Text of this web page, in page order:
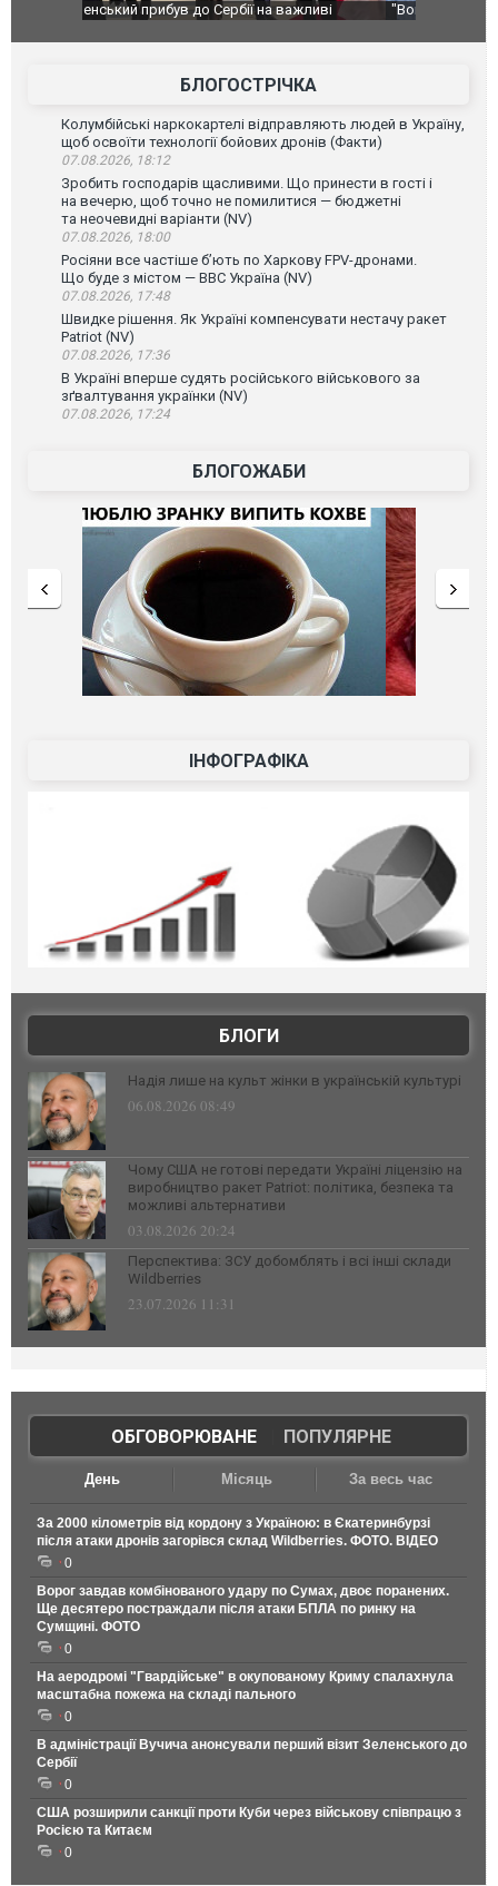
"Вони воюють, самі хочуть воювати, бо дурні": у
зневажливих слів про українських захисників.
В
порт: над
ВІДЕО
БЛОГОСТРІЧКА
Колумбійські наркокартелі відправляють людей в Україну,
щоб освоїти технології бойових дронів (Факти)
07.08.2026, 18:12
Зробить господарів щасливими. Що принести в гості і
на вечерю, щоб точно не помилитися — бюджетні
та неочевидні варіанти (NV)
07.08.2026, 18:00
Росіяни все частіше бʼють по Харкову FPV-дронами.
Що буде з містом — ВВС Україна (NV)
07.08.2026, 17:48
Швидке рішення. Як Україні компенсувати нестачу ракет
Patriot (NV)
07.08.2026, 17:36
В Україні вперше судять російського військового за
зґвалтування українки (NV)
07.08.2026, 17:24
БЛОГОЖАБИ
ІНФОГРАФІКА
БЛОГИ
Надія лише на культ жінки в українській культурі
06.08.2026 08:49
Чому США не готові передати Україні ліцензію на
виробництво ракет Patriot: політика, безпека та
можливі альтернативи
03.08.2026 20:24
Перспектива: ЗСУ добомблять і всі інші склади
Wildberries
23.07.2026 11:31
ОБГОВОРЮВАНЕ| ПОПУЛЯРНЕ
День Місяць За весь час
За 2000 кілометрів від кордону з Україною: в Єкатеринбурзі
після атаки дронів загорівся склад Wildberries. ФОТО. ВІДЕО
0
Ворог завдав комбінованого удару по Сумах, двоє поранених.
Ще десятеро постраждали після атаки БПЛА по ринку на
Сумщині. ФОТО
0
На аеродромі "Гвардійське" в окупованому Криму спалахнула
масштабна пожежа на складі пального
0
В адміністрації Вучича анонсували перший візит Зеленського до
Сербії
0
США розширили санкції проти Куби через військову співпрацю з
Росією та Китаєм
0